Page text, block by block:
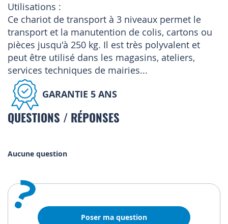
Utilisations :
Ce chariot de transport à 3 niveaux permet le
transport et la manutention de colis, cartons ou
pièces jusqu'à 250 kg. Il est très polyvalent et
peut être utilisé dans les magasins, ateliers,
services techniques de mairies...
GARANTIE 5 ANS
QUESTIONS / RÉPONSES
Aucune question
? Poser ma question